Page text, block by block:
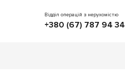
Відділ операцій з нерухомістю
+380 (67) 787 94 34